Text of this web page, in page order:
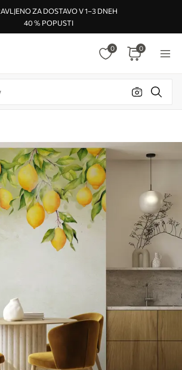
ZA DOSTAVO V 1–3 DNEH
40 % POPUSTI
0 0